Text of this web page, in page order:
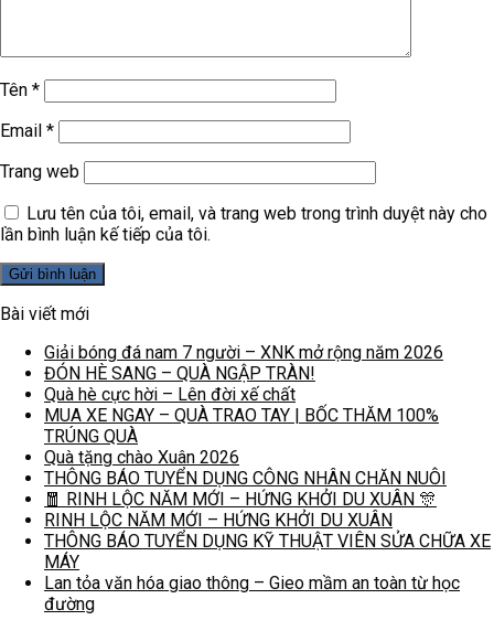
Tên *
Email *
Trang web
Lưu tên của tôi, email, và trang web trong trình duyệt này cho
lần bình luận kế tiếp của tôi.
Bài viết mới
Giải bóng đá nam 7 người – XNK mở rộng năm 2026
ĐÓN HÈ SANG – QUÀ NGẬP TRÀN!
Quà hè cực hời – Lên đời xế chất
MUA XE NGAY – QUÀ TRAO TAY | BỐC THĂM 100%
TRÚNG QUÀ
Quà tặng chào Xuân 2026
THÔNG BÁO TUYỂN DỤNG CÔNG NHÂN CHĂN NUÔI
🧧 RINH LỘC NĂM MỚI – HỨNG KHỞI DU XUÂN 🎊
RINH LỘC NĂM MỚI – HỨNG KHỞI DU XUÂN
THÔNG BÁO TUYỂN DỤNG KỸ THUẬT VIÊN SỬA CHỮA XE
MÁY
Lan tỏa văn hóa giao thông – Gieo mầm an toàn từ học
đường